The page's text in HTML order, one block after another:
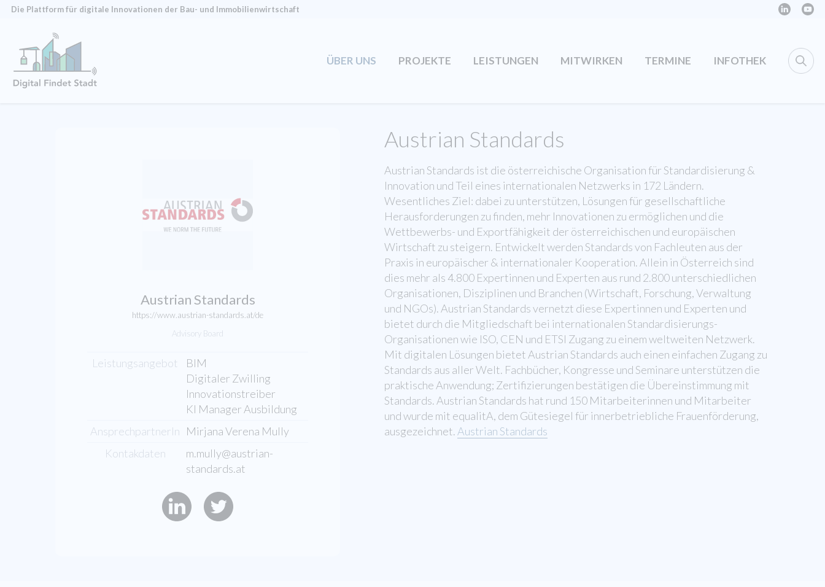
Die Plattform für digitale Innovationen der Bau- und Immobilien­wirtschaft
ÜBER UNS PROJEKTE LEISTUNGEN MITWIRKEN TERMINE INFOTHEK
Austrian Standards
https://www.austrian-standards.at/de
Advisory Board
Leistungsangebot
BIM
Digitaler Zwilling
Innovationstreiber
KI Manager Ausbildung
AnsprechpartnerIn Mirjana Verena Mully
Kontakdaten
m.mully@austrian-
standards.at
Austrian Standards
Austrian Standards ist die österreichische Organisation für Standardisierung &
Innovation und Teil eines internationalen Netzwerks in 172 Ländern.
Wesentliches Ziel: dabei zu unterstützen, Lösungen für gesellschaftliche
Herausforderungen zu finden, mehr Innovationen zu ermöglichen und die
Wettbewerbs- und Exportfähigkeit der österreichischen und europäischen
Wirtschaft zu steigern. Entwickelt werden Standards von Fachleuten aus der
Praxis in europäischer & internationaler Kooperation. Allein in Österreich sind
dies mehr als 4.800 Expertinnen und Experten aus rund 2.800 unterschiedlichen
Organisationen, Disziplinen und Branchen (Wirtschaft, Forschung, Verwaltung
und NGOs). Austrian Standards vernetzt diese Expertinnen und Experten und
bietet durch die Mitgliedschaft bei internationalen Standardisierungs-
Organisationen wie ISO, CEN und ETSI Zugang zu einem weltweiten Netzwerk.
Mit digitalen Lösungen bietet Austrian Standards auch einen einfachen Zugang zu
Standards aus aller Welt. Fachbücher, Kongresse und Seminare unterstützen die
praktische Anwendung; Zertifizierungen bestätigen die Übereinstimmung mit
Standards. Austrian Standards hat rund 150 Mitarbeiterinnen und Mitarbeiter
und wurde mit equalitA, dem Gütesiegel für innerbetriebliche Frauenförderung,
ausgezeichnet. Austrian Standards